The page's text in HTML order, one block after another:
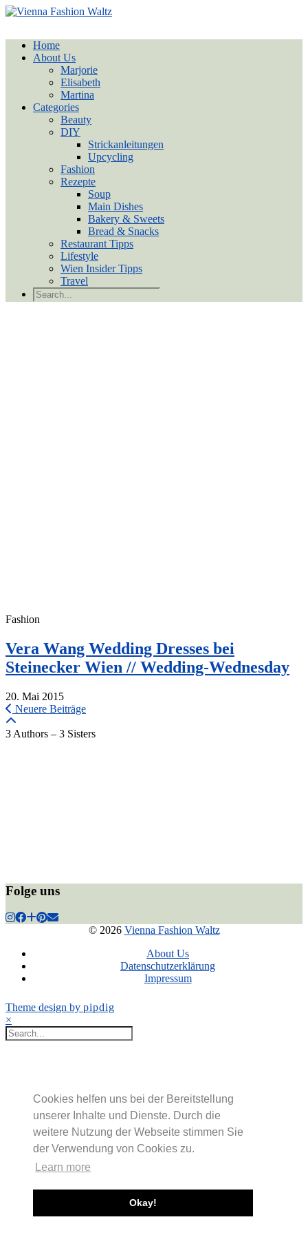
Cookies helfen uns bei der Bereitstellung
unserer Inhalte und Dienste. Durch die
weitere Nutzung der Webseite stimmen Sie
der Verwendung von Cookies zu.
Learn more
Okay!
Home
About Us
Marjorie
Elisabeth
Martina
Categories
Beauty
DIY
Strickanleitungen
Upcycling
Fashion
Rezepte
Soup
Main Dishes
Bakery & Sweets
Bread & Snacks
Restaurant Tipps
Lifestyle
Wien Insider Tipps
Travel
Fashion
Vera Wang Wedding Dresses bei
Steinecker Wien // Wedding-Wednesday
20. Mai 2015
Neuere Beiträge
3 Authors – 3 Sisters
Folge uns
© 2026 Vienna Fashion Waltz
About Us
Datenschutzerklärung
Impressum
Theme design by pipdig
×